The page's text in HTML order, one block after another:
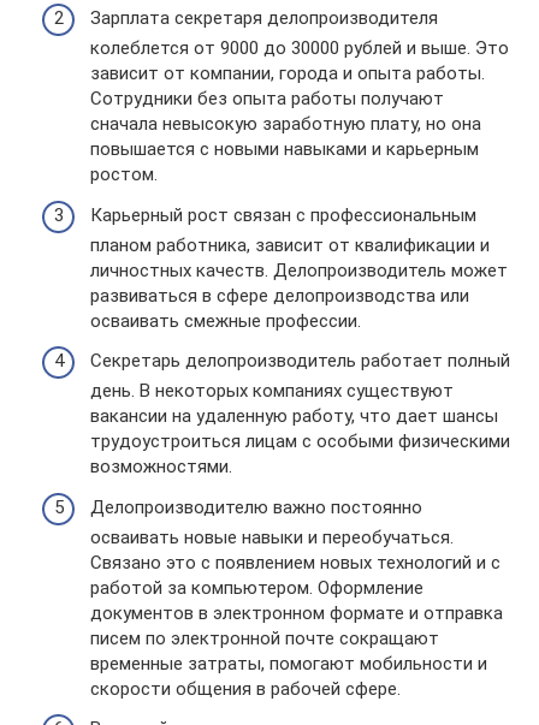
Зарплата секретаря делопроизводителя
колеблется от 9000 до 30000 рублей и выше. Это
зависит от компании, города и опыта работы.
Сотрудники без опыта работы получают
сначала невысокую заработную плату, но она
повышается с новыми навыками и карьерным
ростом.
Карьерный рост связан с профессиональным
планом работника, зависит от квалификации и
личностных качеств. Делопроизводитель может
развиваться в сфере делопроизводства или
осваивать смежные профессии.
Секретарь делопроизводитель работает полный
день. В некоторых компаниях существуют
вакансии на удаленную работу, что дает шансы
трудоустроиться лицам с особыми физическими
возможностями.
Делопроизводителю важно постоянно
осваивать новые навыки и переобучаться.
Связано это с появлением новых технологий и с
работой за компьютером. Оформление
документов в электронном формате и отправка
писем по электронной почте сокращают
временные затраты, помогают мобильности и
скорости общения в рабочей сфере.